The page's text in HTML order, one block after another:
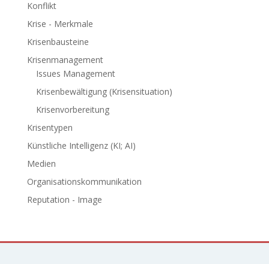
Konflikt
Krise - Merkmale
Krisenbausteine
Krisenmanagement
Issues Management
Krisenbewältigung (Krisensituation)
Krisenvorbereitung
Krisentypen
Künstliche Intelligenz (KI; AI)
Medien
Organisationskommunikation
Reputation - Image